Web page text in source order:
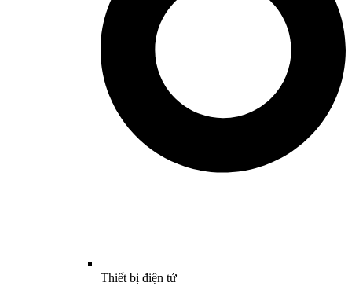
Thiết bị điện tử